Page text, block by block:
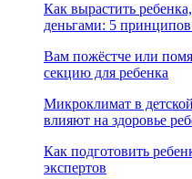
Как вырастить
деньгами: 5
Вам пожёстче или
секцию для ребенка
Микроклимат в
влияют на здоровье
Как подготовить
экспертов